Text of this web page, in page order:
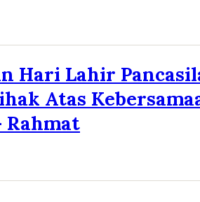
Hari Lahir
Atas
Rahmat